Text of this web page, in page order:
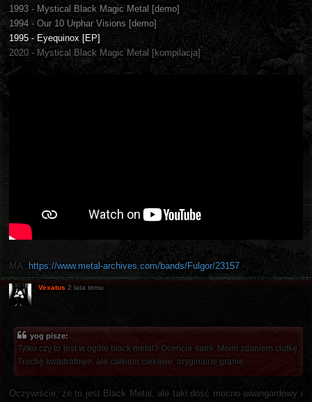
1993 - Mystical Black Magic Metal [demo]
1994 - Our 10 Urphar Visions [demo]
1995 - Eyequinox [EP]
2020 - Mystical Black Magic Metal [kompilacja]
MA: https://www.metal-archives.com/bands/Fulgor/23157
Vexatus 2 lata temu
yog pisze:
Tylko czy to jest w ogóle black metal? Oceńcie sami. Moim zdaniem ciutkę.
Trochę kwadratowe, ale całkiem ciekawe, oryginalne granie.
Oczywiście, że to jest Black Metal, ale taki dość mocno awangardowy i